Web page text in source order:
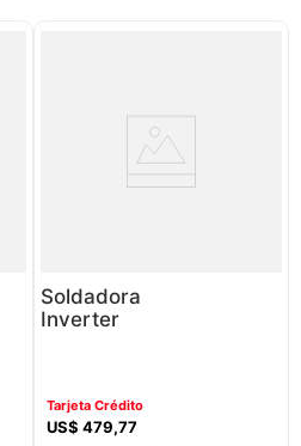
Soldadora
Inverter
Rojo Con
Negro
Tarjeta Crédito
US$ 479,77